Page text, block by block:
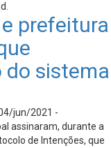
prefeitura
do sistema
jun/2021 -
assinaram, durante a
de Intenções, que